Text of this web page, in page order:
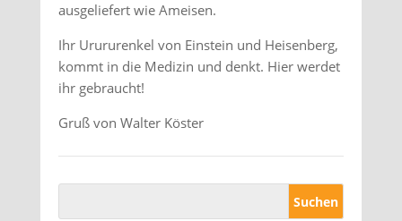
ausgeliefert wie Ameisen.
Ihr Urururenkel von Einstein und Heisenberg,
kommt in die Medizin und denkt. Hier werdet
ihr gebraucht!
Gruß von Walter Köster